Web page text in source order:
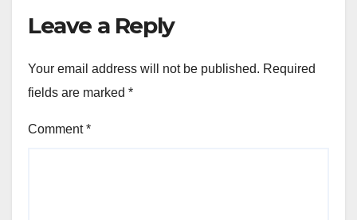
Leave a Reply
Your email address will not be published. Required
fields are marked *
Comment*